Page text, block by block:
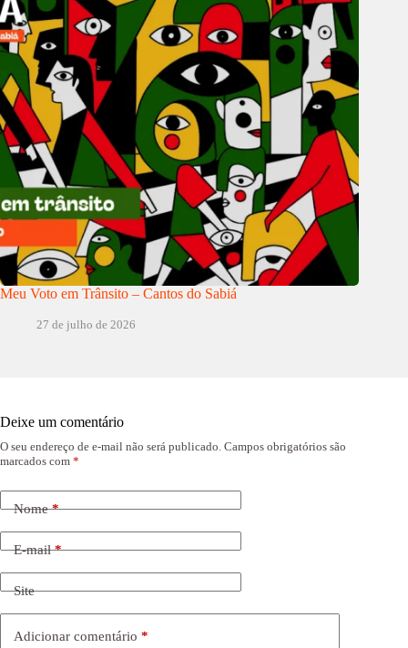
Meu Voto em Trânsito – Cantos do Sabiá
27 de julho de 2026
Deixe um comentário
O seu endereço de e-mail não será publicado. Campos obrigatórios são
marcados com *
Nome*
E-mail*
Site
Adicionar comentário *